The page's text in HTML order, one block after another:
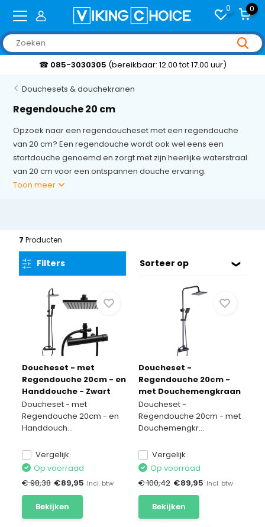
0 0
Klantbeoordeling 9,2/10
Douchesets & douchekranen
Regendouche 20 cm
Opzoek naar een regendoucheset met een regendouche
van 20 cm? Een regendouche wordt ook wel eens een
stortdouche genoemd en zorgt met zijn heerlijke waterstraal
van 20 cm voor een ontspannen douche ervaring.
Toon meer
7Producten
Filters Sorteer op
Doucheset - met
Regendouche 20cm - en
Handdouche - Zwart
Doucheset - met
Regendouche 20cm - en
Handdouch...
Vergelijk
Op voorraad
€ 98,38 €89,95 Incl. btw
Bekijken
Doucheset -
Regendouche 20cm -
met Douchemengkraan
- Zwart
Doucheset -
Regendouche 20cm - met
Douchemengkr...
Vergelijk
Op voorraad
€ 100,42 €89,95 Incl. btw
Bekijken